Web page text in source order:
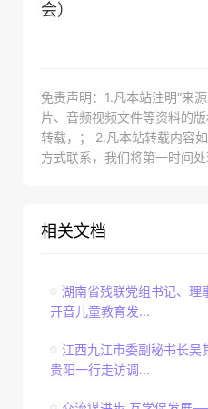
会）
免责声明：1.凡本站注明“来
片、音频视频文件等资料的
转载，； 2.凡本站转载内容
方式联系，我们将第一时间处
相关文档
湖南省残联党组书记、理
开音儿童教育发...
江西九江市委副秘书长吴
贵阳一行走访调...